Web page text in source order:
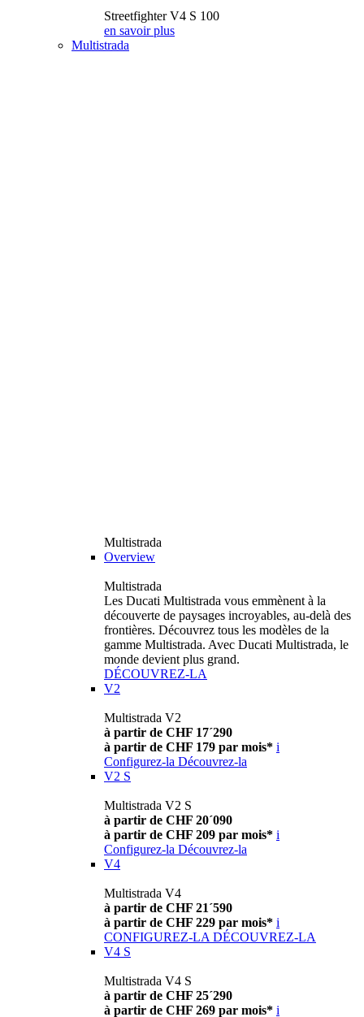
Streetfighter V4 S 100
en savoir plus
Multistrada
Multistrada
Overview
Multistrada
Les Ducati Multistrada vous emmènent à la
découverte de paysages incroyables, au-delà des
frontières. Découvrez tous les modèles de la
gamme Multistrada. Avec Ducati Multistrada, le
monde devient plus grand.
DÉCOUVREZ-LA
V2
Multistrada V2
à partir de CHF 17´290
à partir de CHF 179 par mois* i
Configurez-la Découvrez-la
V2 S
Multistrada V2 S
à partir de CHF 20´090
à partir de CHF 209 par mois* i
Configurez-la Découvrez-la
V4
Multistrada V4
à partir de CHF 21´590
à partir de CHF 229 par mois* i
CONFIGUREZ-LA DÉCOUVREZ-LA
V4 S
Multistrada V4 S
à partir de CHF 25´290
à partir de CHF 269 par mois* i